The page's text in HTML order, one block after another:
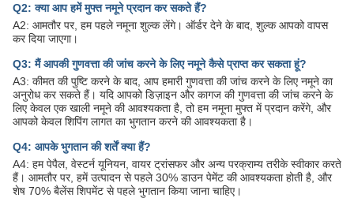
Q2: क्या आप हमें मुफ्त नमूने प्रदान कर सकते हैं?
A2: आमतौर पर, हम पहले नमूना शुल्क लेंगे। ऑर्डर देने के बाद, शुल्क आपको वापस
कर दिया जाएगा।
Q3: मैं आपकी गुणवत्ता की जांच करने के लिए नमूने कैसे प्राप्त कर सकता हूं?
A3: कीमत की पुष्टि करने के बाद, आप हमारी गुणवत्ता की जांच करने के लिए नमूने का
अनुरोध कर सकते हैं। यदि आपको डिज़ाइन और कागज की गुणवत्ता की जांच करने के
लिए केवल एक खाली नमूने की आवश्यकता है, तो हम नमूना मुफ्त में प्रदान करेंगे, और
आपको केवल शिपिंग लागत का भुगतान करने की आवश्यकता है।
Q4: आपके भुगतान की शर्तें क्या हैं?
A4: हम पेपैल, वेस्टर्न यूनियन, वायर ट्रांसफर और अन्य परक्राम्य तरीके स्वीकार करते
हैं। आमतौर पर, हमें उत्पादन से पहले 30% डाउन पेमेंट की आवश्यकता होती है, और
शेष 70% बैलेंस शिपमेंट से पहले भुगतान किया जाना चाहिए।